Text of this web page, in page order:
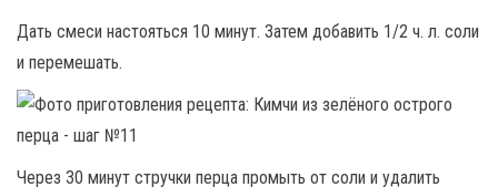
Дать смеси настояться 10 минут. Затем добавить 1/2 ч. л. соли
и перемешать.
Через 30 минут стручки перца промыть от соли и удалить